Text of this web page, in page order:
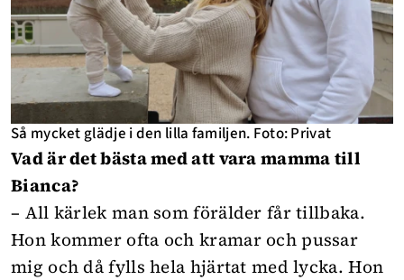
Så mycket glädje i den lilla familjen. Foto: Privat
Vad är det bästa med att vara mamma till
Bianca?
– All kärlek man som förälder får tillbaka.
Hon kommer ofta och kramar och pussar
mig och då fylls hela hjärtat med lycka. Hon